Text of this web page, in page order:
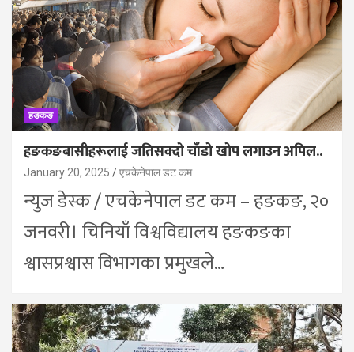
हङकङ
हङकङबासीहरूलाई जतिसक्दो चाँडो खोप लगाउन अपिल..
January 20, 2025 एचकेनेपाल डट कम
न्युज डेस्क / एचकेनेपाल डट कम – हङकङ, २०
जनवरी। चिनियाँ विश्वविद्यालय हङकङका
श्वासप्रश्वास विभागका प्रमुखले…